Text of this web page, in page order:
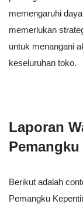
memengaruhi
memerlukan
untuk menangani
keseluruhan toko.
Laporan
Berikut adalah
Pemangku